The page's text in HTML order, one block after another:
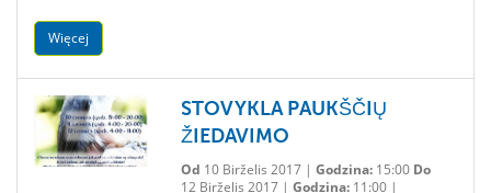
Więcej
STOVYKLA PAUKŠČIŲ
ŽIEDAVIMO
Od 10 Birželis 2017 | Godzina:15:00 Do
12 Birželis 2017 | Godzina:11:00 |